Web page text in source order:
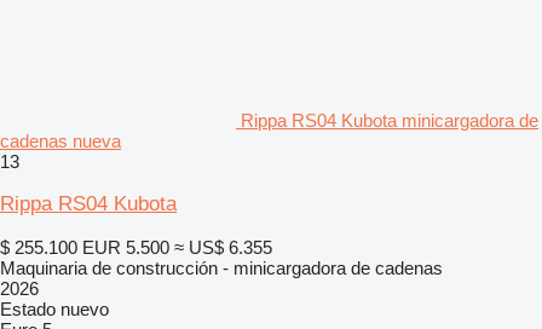
Rippa RS04 Kubota minicargadora de
cadenas nueva
13
Rippa RS04 Kubota
$ 255.100 EUR 5.500 ≈ US$ 6.355
Maquinaria de construcción - minicargadora de cadenas
2026
Estado nuevo